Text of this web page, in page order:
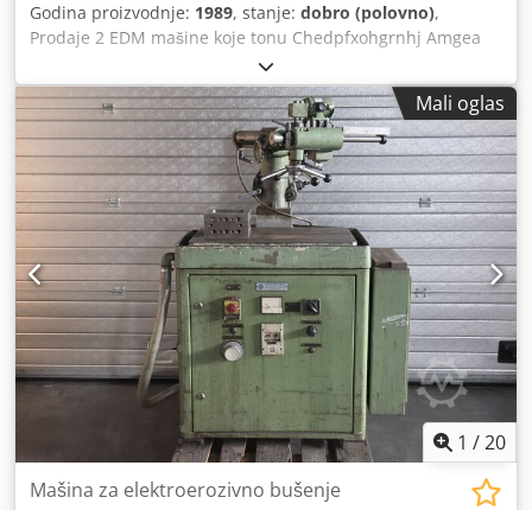
Godina proizvodnje: 1989, stanje: dobro (polovno),
Prodaje 2 EDM mašine koje tonu Chedpfxohgrnhj Amgea
Kompletno sa filtracijom, razdelnikom, alatom,
evakuacijom dima
Mali oglas
1 /20
Mašina za elektroerozivno bušenje